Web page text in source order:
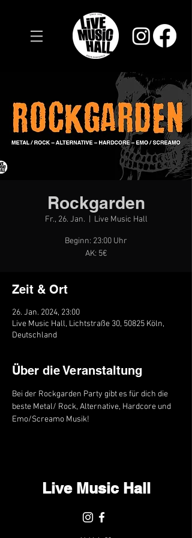
Rockgarden
Fr., 26. Jan. Live Music Hall
Beginn: 23:00 Uhr
AK: 5€
Zeit & Ort
26. Jan. 2024, 23:00
Live Music Hall, Lichtstraße 30, 50825 Köln,
Deutschland
Über die Veranstaltung
Bei der Rockgarden Party gibt es für dich die
beste Metal/ Rock, Alternative, Hardcore und
Emo/Screamo Musik!
Live Music Hall